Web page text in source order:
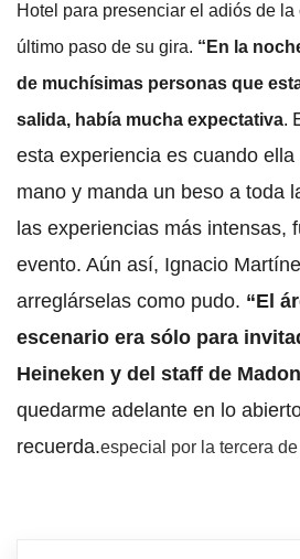
Hotel para presenciar el adiós de la
último paso de su gira. “En la
de muchísimas personas que
salida, había mucha expectativa.
esta experiencia es cuando
mano y manda un beso a toda
las experiencias más intensas,
evento. Aún así, Ignacio
arreglárselas como pudo. “El
escenario era sólo para
Heineken y del staff de
quedarme adelante en lo
recuerda.especial por la tercera